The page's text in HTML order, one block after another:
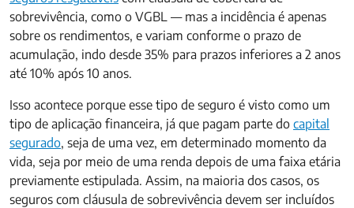
sobrevivência, como o VGBL — mas a incidência é apenas
sobre os rendimentos, e variam conforme o prazo de
acumulação, indo desde 35% para prazos inferiores a 2 anos
até 10% após 10 anos.
Isso acontece porque esse tipo de seguro é visto como um
tipo de aplicação financeira, já que pagam parte do capital
segurado, seja de uma vez, em determinado momento da
vida, seja por meio de uma renda depois de uma faixa etária
previamente estipulada. Assim, na maioria dos casos, os
seguros com cláusula de sobrevivência devem ser incluídos